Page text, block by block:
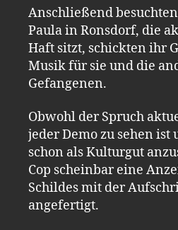
Anschließend
Paula in Ronsdorf, die
Haft sitzt, schickten ihr
Musik für sie und die
Gefangenen.
Obwohl der Spruch
jeder Demo zu sehen ist
schon als Kulturgut
Cop scheinbar eine
Schildes mit der
angefertigt.